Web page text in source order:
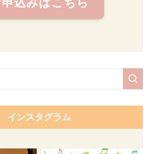
申込みはこちら
インスタグラム